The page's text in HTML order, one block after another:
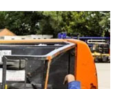
가해야 하는 이유는 무
는 것은 주로 배터리 유